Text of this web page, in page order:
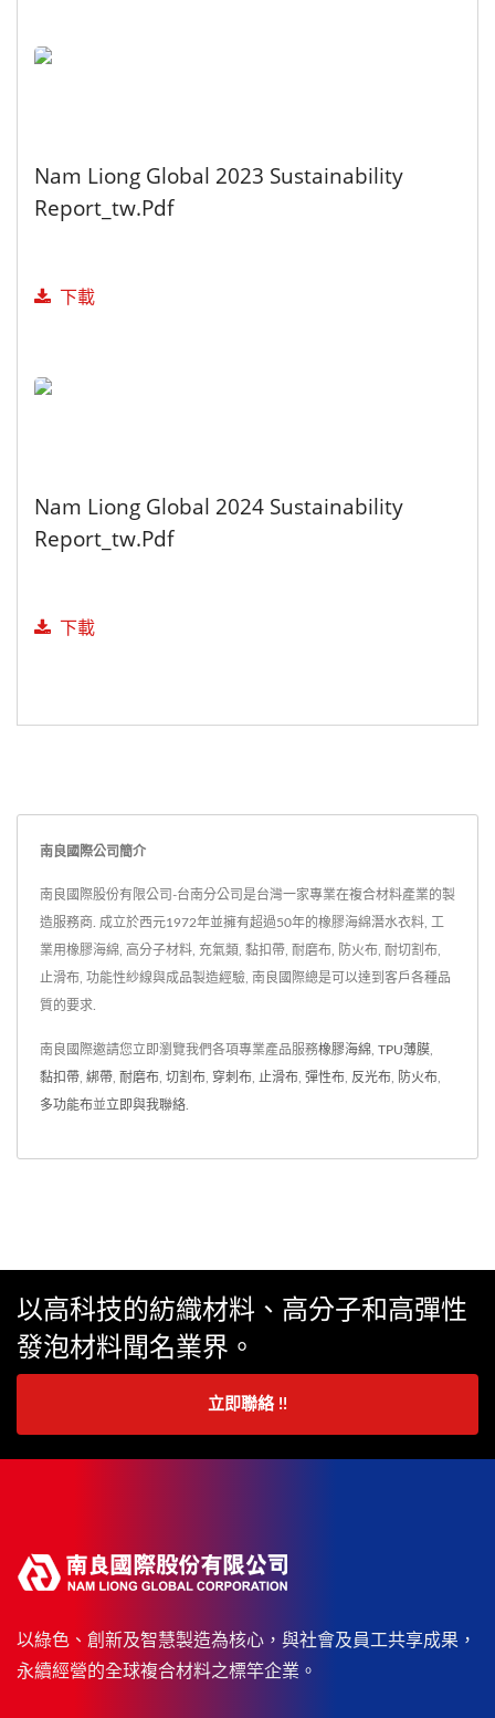
Nam Liong Global 2023 Sustainability
Report_tw.pdf
下載
Nam Liong Global 2024 Sustainability
Report_tw.pdf
下載
南良國際公司簡介
南良國際股份有限公司-台南分公司是台灣一家專業在複合材料產業的製
造服務商. 成立於西元1972年並擁有超過50年的橡膠海綿潛水衣料, 工
業用橡膠海綿, 高分子材料, 充氣類, 黏扣帶, 耐磨布, 防火布, 耐切割布,
止滑布, 功能性紗線與成品製造經驗, 南良國際總是可以達到客戶各種品
質的要求.
南良國際邀請您立即瀏覽我們各項專業產品服務橡膠海綿 TPU薄膜
黏扣帶 綁帶 耐磨布 切割布 穿刺布 止滑布 彈性布 反光布 防火布
多功能布並 立即與我聯絡
以高科技的紡織材料、高分子和高彈性
發泡材料聞名業界。
立即聯絡 !!
以綠色、創新及智慧製造為核心，與社會及員工共享成果，
永續經營的全球複合材料之標竿企業。